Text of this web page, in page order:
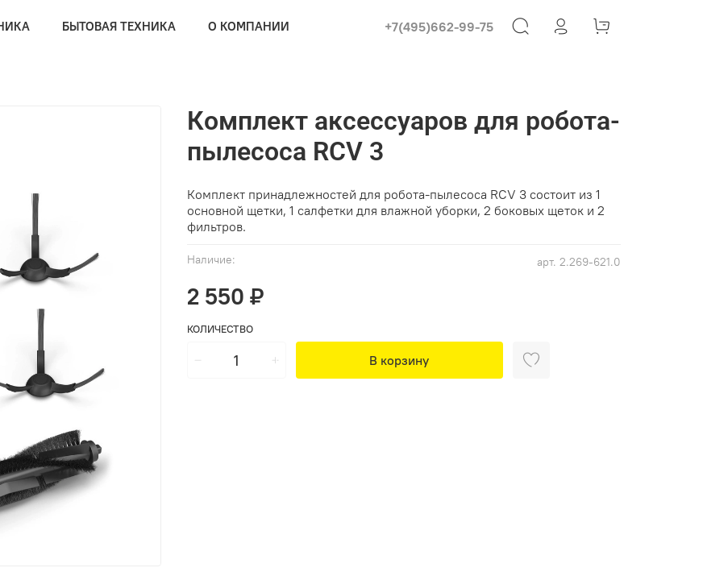
+7(495)662-99-75
БЫТОВАЯ ТЕХНИКА О КОМПАНИИ
арт. 2.269-621.0
Наличие:
Комплект аксессуаров для робота-
пылесоса RCV 3
2 550 ₽
КОЛИЧЕСТВО
В корзину
Комплект принадлежностей для робота-пылесоса RCV 3 состоит из 1
основной щетки, 1 салфетки для влажной уборки, 2 боковых щеток и 2
фильтров.